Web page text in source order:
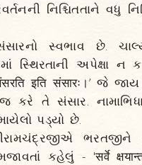
નિશ્ચિતતાને વધુ
સ્વભાવ છે.
સ્થિરતાની અપેક્ષા ન
इति संसारः।’ જે
કરે તે સંસાર.
પડ્યો છે.
ભરતજીને
કહેલું - 'सर्वे क्षयान्ता